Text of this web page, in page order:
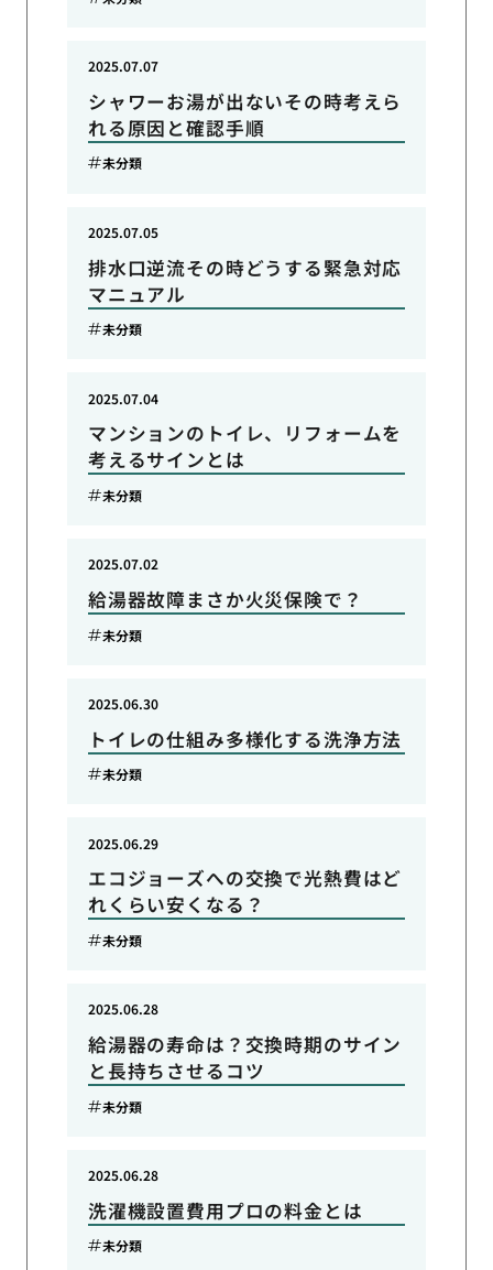
シャワーお湯が出ないその時考えら
れる原因と確認手順
2025.07.07
未分類
排水口逆流その時どうする緊急対応
マニュアル
2025.07.05
未分類
マンションのトイレ、リフォームを
考えるサインとは
2025.07.04
未分類
給湯器故障まさか火災保険で？
2025.07.02
未分類
トイレの仕組み多様化する洗浄方法
2025.06.30
未分類
エコジョーズへの交換で光熱費はど
れくらい安くなる？
2025.06.29
未分類
給湯器の寿命は？交換時期のサイン
と長持ちさせるコツ
2025.06.28
未分類
洗濯機設置費用プロの料金とは
2025.06.28
未分類